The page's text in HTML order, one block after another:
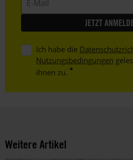
Mail
Ich habe die
Nutzungsbedingungen
ihnen zu.
Weitere Artikel